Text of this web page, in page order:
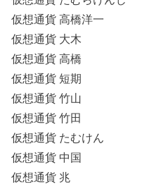
仮想通貨 高橋洋一
仮想通貨 大木
仮想通貨 高橋
仮想通貨 短期
仮想通貨 竹山
仮想通貨 竹田
仮想通貨 たむけん
仮想通貨 中国
仮想通貨 兆